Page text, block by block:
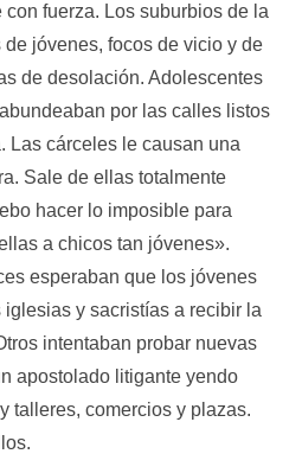
fuerza. Los suburbios de la
jóvenes, focos de vicio y de
de desolación. Adolescentes
por las calles listos
Las cárceles le causan una
Sale de ellas totalmente
hacer lo imposible para
a chicos tan jóvenes».
esperaban que los jóvenes
y sacristías a recibir la
intentaban probar nuevas
apostolado litigante yendo
talleres, comercios y plazas.